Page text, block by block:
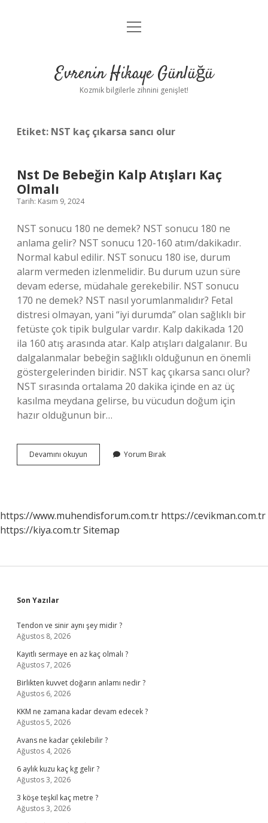
Anasayfa
Yasal Uyarı
menüyü
Evrenin Hikaye Günlüğü
Kozmik bilgilerle zihnini genişlet!
Etiket: NST kaç çıkarsa sancı olur
Nst De Bebeğin Kalp Atışları Kaç
Olmalı
Tarih: Kasım 9, 2024
NST sonucu 180 ne demek? NST sonucu 180 ne
anlama gelir? NST sonucu 120-160 atım/dakikadır.
Normal kabul edilir. NST sonucu 180 ise, durum
alarm vermeden izlenmelidir. Bu durum uzun süre
devam ederse, müdahale gerekebilir. NST sonucu
170 ne demek? NST nasıl yorumlanmalıdır? Fetal
distresi olmayan, yani “iyi durumda” olan sağlıklı bir
fetüste çok tipik bulgular vardır. Kalp dakikada 120
ila 160 atış arasında atar. Kalp atışları dalgalanır. Bu
dalgalanmalar bebeğin sağlıklı olduğunun en önemli
göstergelerinden biridir. NST kaç çıkarsa sancı olur?
NST sırasında ortalama 20 dakika içinde en az üç
kasılma meydana gelirse, bu vücudun doğum için
hazır olduğunun bir…
Devamını okuyun
De
Olmalı
Yorum Bırak
https://www.muhendisforum.com.tr https://cevikman.com.tr
https://kiya.com.trSitemap
Sidebar
Son Yazılar
Tendon ve sinir aynı şey midir ?
Ağustos 8, 2026
Kayıtlı sermaye en az kaç olmalı ?
Ağustos 7, 2026
Birlikten kuvvet doğarın anlamı nedir ?
Ağustos 6, 2026
KKM ne zamana kadar devam edecek ?
Ağustos 5, 2026
Avans ne kadar çekilebilir ?
Ağustos 4, 2026
6 aylık kuzu kaç kg gelir ?
Ağustos 3, 2026
3 köşe teşkil kaç metre ?
Ağustos 3, 2026